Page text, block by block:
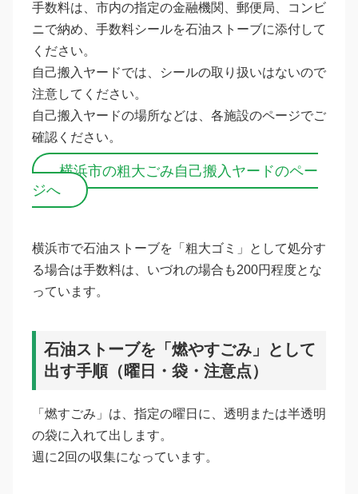
手数料は、市内の指定の金融機関、郵便局、コンビ
ニで納め、手数料シールを石油ストーブに添付して
ください。
自己搬入ヤードでは、シールの取り扱いはないので
注意してください。
自己搬入ヤードの場所などは、各施設のページでご
確認ください。
横浜市の粗大ごみ自己搬入ヤードのペー
ジへ
横浜市で石油ストーブを「粗大ゴミ」として処分す
る場合は手数料は、いづれの場合も200円程度とな
っています。
石油ストーブを「燃やすごみ」として
出す手順（曜日・袋・注意点）
「燃すごみ」は、指定の曜日に、透明または半透明
の袋に入れて出します。
週に2回の収集になっています。